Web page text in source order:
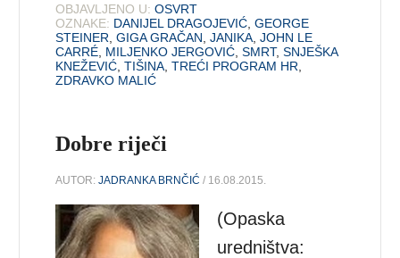
OBJAVLJENO U: OSVRT
OZNAKE: DANIJEL DRAGOJEVIĆ ,GEORGE
STEINER ,GIGA GRAČAN ,JANIKA ,JOHN LE
CARRÉ MILJENKO JERGOVIĆ ,SMRT,SNJEŠKA
KNEŽEVIĆ ,TIŠINA ,TREĆI PROGRAM HR
ZDRAVKO MALIĆ
Dobre riječi
AUTOR:JADRANKA BRNČIĆ / 16.08.2015.
(Opaska
uredništva: